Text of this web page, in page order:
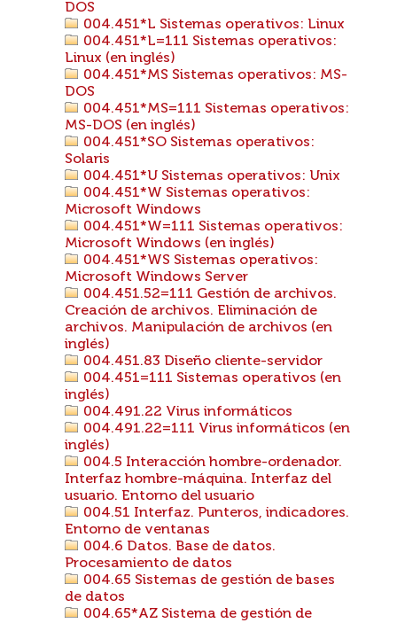
DOS
004.451*L Sistemas operativos: Linux
004.451*L=111 Sistemas operativos:
Linux (en inglés)
004.451*MS Sistemas operativos: MS-
DOS
004.451*MS=111 Sistemas operativos:
MS-DOS (en inglés)
004.451*SO Sistemas operativos:
Solaris
004.451*U Sistemas operativos: Unix
004.451*W Sistemas operativos:
Microsoft Windows
004.451*W=111 Sistemas operativos:
Microsoft Windows (en inglés)
004.451*WS Sistemas operativos:
Microsoft Windows Server
004.451.52=111 Gestión de archivos.
Creación de archivos. Eliminación de
archivos. Manipulación de archivos (en
inglés)
004.451.83 Diseño cliente-servidor
004.451=111 Sistemas operativos (en
inglés)
004.491.22 Virus informáticos
004.491.22=111 Virus informáticos (en
inglés)
004.5 Interacción hombre-ordenador.
Interfaz hombre-máquina. Interfaz del
usuario. Entorno del usuario
004.51 Interfaz. Punteros, indicadores.
Entorno de ventanas
004.6 Datos. Base de datos.
Procesamiento de datos
004.65 Sistemas de gestión de bases
de datos
004.65*AZ Sistema de gestión de